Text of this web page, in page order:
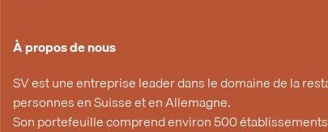
À propos de nous
SV est une entreprise leader dans le domaine de la
personnes en Suisse et en Allemagne.
Son portefeuille comprend environ 500